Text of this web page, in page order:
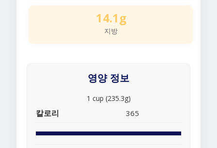
14.1g
지방
영양 정보
1 cup (235.3g)
칼로리 365